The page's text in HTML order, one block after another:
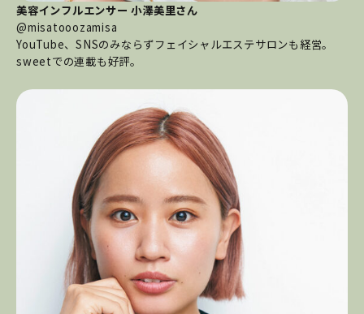
美容インフルエンサー 小澤美里さん
@misatooozamisa
YouTube、SNSのみならずフェイシャルエステサロンも経営。
sweetでの連載も好評。